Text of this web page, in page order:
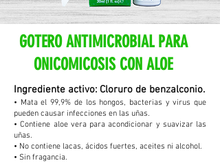
GOTERO ANTIMICROBIAL PARA
ONICOMICOSIS CON ALOE
Ingrediente activo: Cloruro de benzalconio.
• Mata el 99,9% de los hongos, bacterias y virus que
pueden causar infecciones en las uñas.
• Contiene aloe vera para acondicionar y suavizar las
uñas.
• No contiene lacas, ácidos fuertes, aceites ni alcohol.
• Sin fragancia.